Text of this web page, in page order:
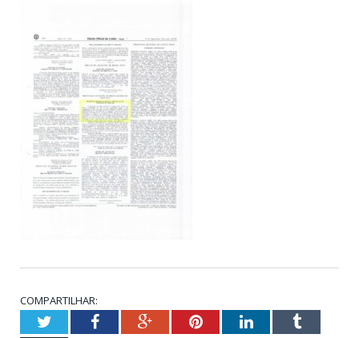
COMPARTILHAR:
TwitterFacebookGoogle+PinterestLinkedInTumblr